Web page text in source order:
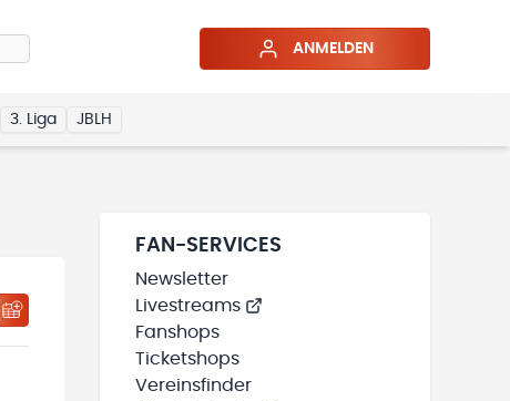
ANMELDEN
3. Liga JBLH
WIRD GELADEN
TEAMS“ HINZUFÜGEN
FAN-SERVICES
Newsletter
Livestreams
Fanshops
Ticketshops
Vereinsfinder